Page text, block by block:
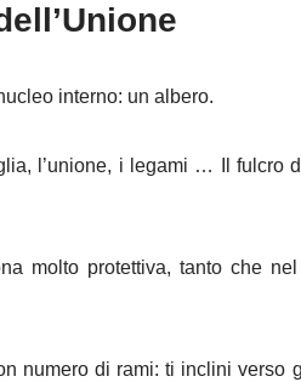
interno: un albero.
l’unione, i legami … Il fulcro
molto protettiva, tanto che
numero di rami: ti inclini